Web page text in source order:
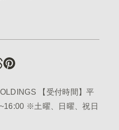
【受付時間】平
※土曜、日曜、祝日